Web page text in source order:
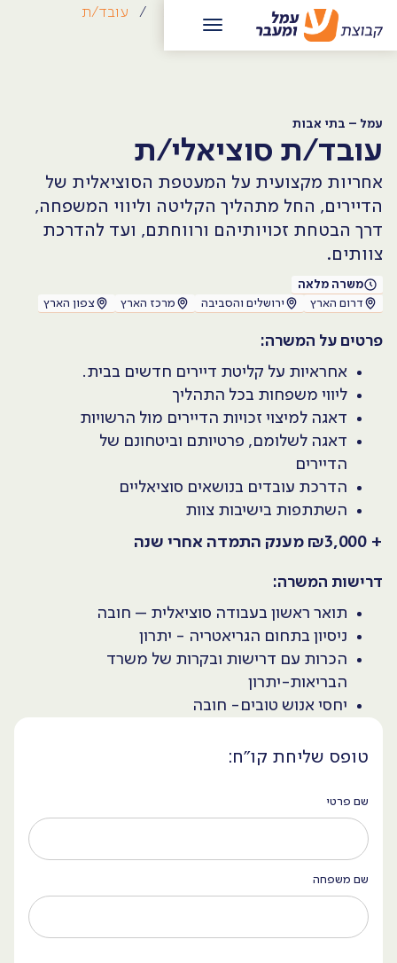
קריירה /
/
עובד/ת
סוציאלי/ת
עמל – בתי אבות
עובד/ת סוציאלי/ת
אחריות מקצועית על המעטפת הסוציאלית של
הדיירים, החל מתהליך הקליטה וליווי המשפחה,
דרך הבטחת זכויותיהם ורווחתם, ועד להדרכת
צוותים.
משרה מלאה
דרום הארץ
ירושלים והסביבה מרכז הארץ צפון הארץ
פרטים על המשרה:
אחראיות על קליטת דיירים חדשים בבית.
ליווי משפחות בכל התהליך
דאגה למיצוי זכויות הדיירים מול הרשויות
דאגה לשלומם, פרטיותם וביטחונם של
הדיירים
הדרכת עובדים בנושאים סוציאליים
השתתפות בישיבות צוות
+ ₪3,000 מענק התמדה אחרי שנה
דרישות המשרה:
תואר ראשון בעבודה סוציאלית – חובה
ניסיון בתחום הגריאטריה - יתרון
הכרות עם דרישות ובקרות של משרד
הבריאות-יתרון
יחסי אנוש טובים- חובה
טופס שליחת קו״ח:
שם פרטי
שם משפחה